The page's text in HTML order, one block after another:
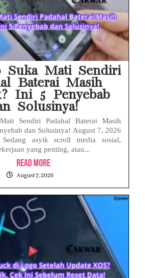
Suka Mati Sendiri
Baterai Masih
Ini 5 Penyebab
Solusinya!
Sendiri Padahal Baterai Masih
dan Solusinya! August 7, 2026
Sedang asyik scroll media sosial,
yang penting, atau...
Read More
August 7, 2026